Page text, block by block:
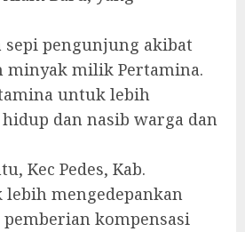
pengunjung akibat
minyak milik Pertamina.
untuk lebih
dan nasib warga dan
Kec Pedes, Kab.
mengedepankan
kompensasi